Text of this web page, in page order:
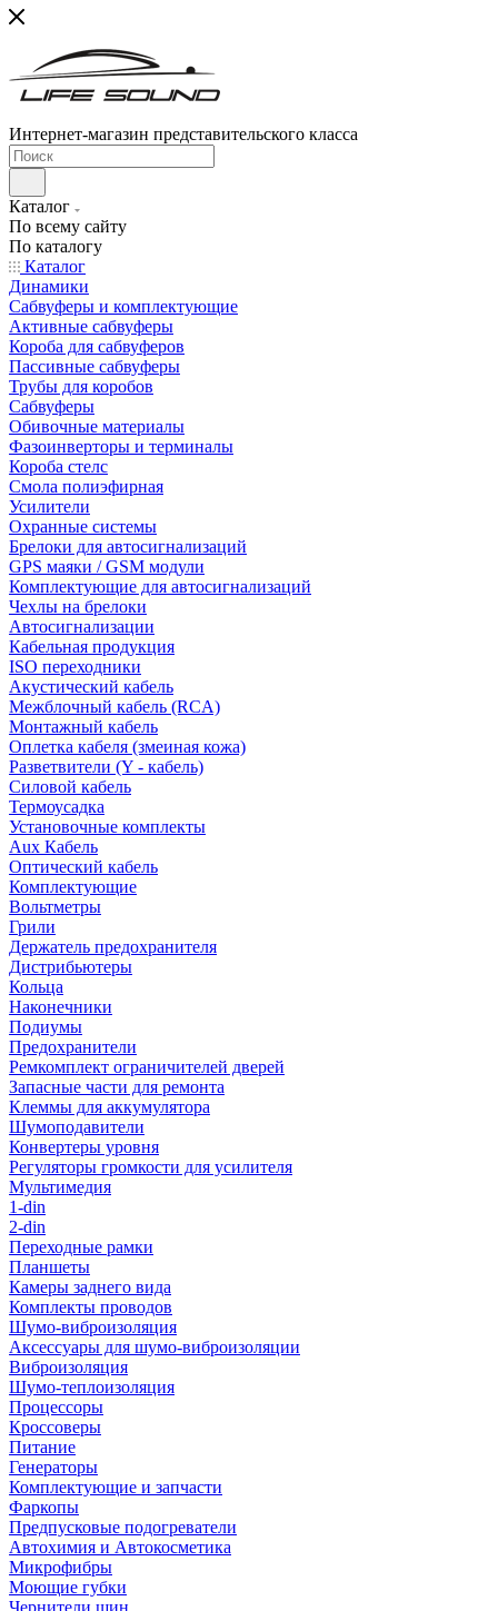
Интернет-магазин представительского класса
Каталог
По всему сайту
По каталогу
Каталог
Динамики
Сабвуферы и комплектующие
Активные сабвуферы
Короба для сабвуферов
Пассивные сабвуферы
Трубы для коробов
Сабвуферы
Обивочные материалы
Фазоинверторы и терминалы
Короба стелс
Смола полиэфирная
Усилители
Охранные системы
Брелоки для автосигнализаций
GPS маяки / GSM модули
Комплектующие для автосигнализаций
Чехлы на брелоки
Автосигнализации
Кабельная продукция
ISO переходники
Акустический кабель
Межблочный кабель (RCA)
Монтажный кабель
Оплетка кабеля (змеиная кожа)
Разветвители (Y - кабель)
Силовой кабель
Термоусадка
Установочные комплекты
Aux Кабель
Оптический кабель
Комплектующие
Вольтметры
Грили
Держатель предохранителя
Дистрибьютеры
Кольца
Наконечники
Подиумы
Предохранители
Ремкомплект ограничителей дверей
Запасные части для ремонта
Клеммы для аккумулятора
Шумоподавители
Конвертеры уровня
Регуляторы громкости для усилителя
Мультимедия
1-din
2-din
Переходные рамки
Планшеты
Камеры заднего вида
Комплекты проводов
Шумо-виброизоляция
Аксессуары для шумо-виброизоляции
Виброизоляция
Шумо-теплоизоляция
Процессоры
Кроссоверы
Питание
Генераторы
Комплектующие и запчасти
Фаркопы
Предпусковые подогреватели
Автохимия и Автокосметика
Микрофибры
Моющие губки
Чернители шин